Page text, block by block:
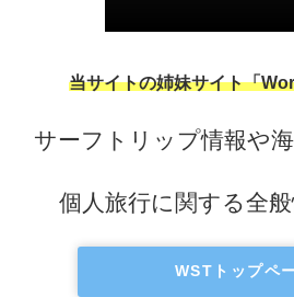
当サイトの姉妹サイト「
サーフトリップ情報や
個人旅行に関する全
WSTトップペ